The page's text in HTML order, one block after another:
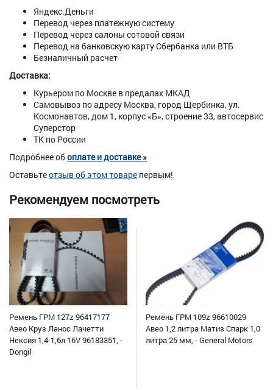
Яндекс.Деньги
Перевод через платежную систему
Перевод через салоны сотовой связи
Перевод на банковскую карту Сбербанка или ВТБ
Безналичный расчет
Доставка:
Курьером по Москве в предалах МКАД
Самовывоз по адресу Москва, город Щербинка, ул.
Космонавтов, дом 1, корпус «Б», строение 33, автосервис
Суперстор
ТК по России
Подробнее обоплате и доставке »
Оставьтеотзыв об этом товаре первым!
Рекомендуем посмотреть
Ремень ГРМ 127z 96417177
Авео Круз Ланос Лачетти
Нексия 1,4-1,6л 16V 96183351, -
Dongil
Ремень ГРМ 109z 96610029
Авео 1,2 литра Матиз Спарк 1,0
литра 25 мм, - General Motors